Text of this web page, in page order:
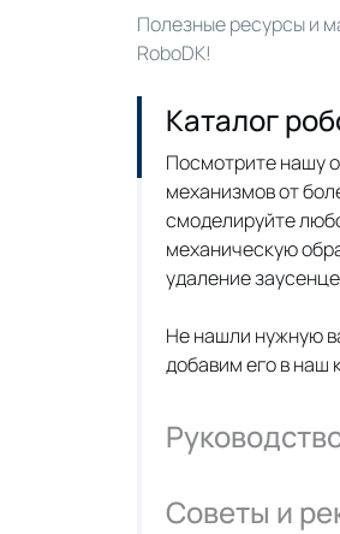
Полезные ресурсы и
RoboDK!
Каталог
Посмотрите нашу
механизмов от
смоделируйте
механическую
удаление
Не нашли нужную
добавим его в наш
Советы и